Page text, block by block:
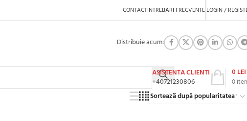
CONTACTINTREBARI FRECVENTE LOGIN /
Distribuie acum:
ASISTENTA CLIENTI
+40721230806
0
0 LEI